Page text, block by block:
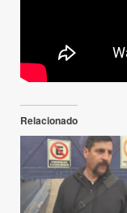
Relacionado